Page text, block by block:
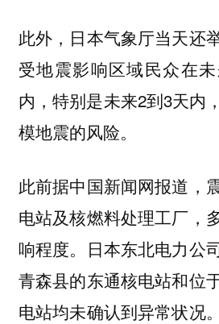
此外，日本气象厅当天还
受地震影响区域民众在
内，特别是未来2到3天内
模地震的风险。
此前据中国新闻网报道，
电站及核燃料处理工厂，
响程度。日本东北电力公
青森县的东通核电站和位
电站均未确认到异常状况